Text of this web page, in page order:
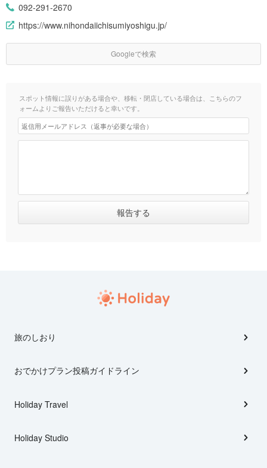
092-291-2670
https://www.nihondaiichisumiyoshigu.jp/
Googleで検索
スポット情報に誤りがある場合や、移転・閉店している場合は、こちらのフ
ォームよりご報告いただけると幸いです。
旅のしおり
おでかけプラン投稿ガイドライン
Holiday Travel
Holiday Studio